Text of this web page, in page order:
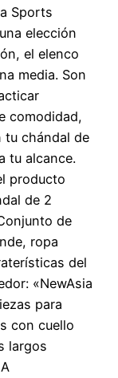
Sports
elección
el elenco
media. Son
comodidad,
tu chándal de
tu alcance.
producto
de 2
de
ropa
del
«NewAsia
para
con cuello
largos